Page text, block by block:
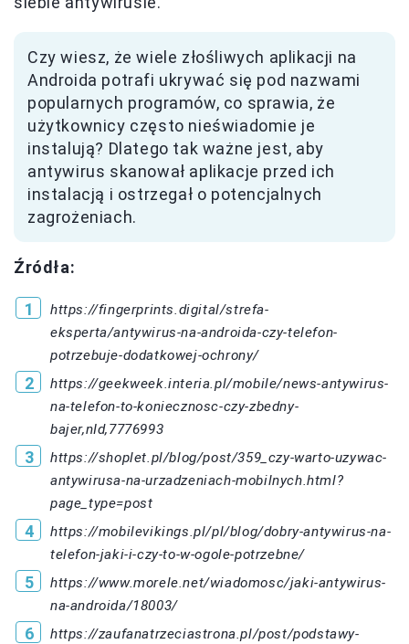
Czy wiesz, że wiele złośliwych aplikacji na
Androida potrafi ukrywać się pod nazwami
popularnych programów, co sprawia, że
użytkownicy często nieświadomie je
instalują? Dlatego tak ważne jest, aby
antywirus skanował aplikacje przed ich
instalacją i ostrzegał o potencjalnych
zagrożeniach.
Źródła:
https://fingerprints.digital/strefa-
eksperta/antywirus-na-androida-czy-telefon-
potrzebuje-dodatkowej-ochrony/
https://geekweek.interia.pl/mobile/news-antywirus-
na-telefon-to-koniecznosc-czy-zbedny-
bajer,nId,7776993
https://shoplet.pl/blog/post/359_czy-warto-uzywac-
antywirusa-na-urzadzeniach-mobilnych.html?
page_type=post
https://mobilevikings.pl/pl/blog/dobry-antywirus-na-
telefon-jaki-i-czy-to-w-ogole-potrzebne/
https://www.morele.net/wiadomosc/jaki-antywirus-
na-androida/18003/
https://zaufanatrzeciastrona.pl/post/podstawy-